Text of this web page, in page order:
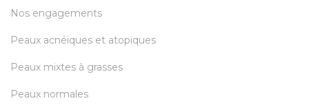
Nos engagements
Peaux acnéiques et atopiques
Peaux mixtes à grasses
Peaux normales